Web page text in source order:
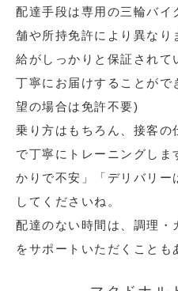
配達手段は専用の三輪バ
舗や所持免許により異な
給がしっかりと保証されて
丁寧にお届けすることが
望の場合は免許不要)
乗り方はもちろん、接客の
で丁寧にトレーニングし
かりで不安」「デリバリー
してくださいね。
配達のない時間は、調理・
をサポートいただくことも